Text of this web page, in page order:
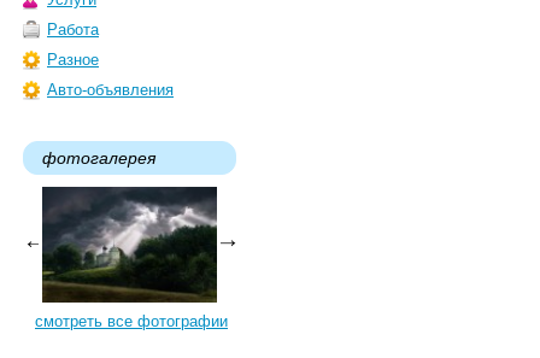
Работа
Разное
Авто-объявления
фотогалерея
смотреть все фотографии